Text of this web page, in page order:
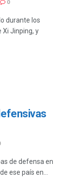
0
durante los
Xi Jinping, y
de defensa en
ese país en...